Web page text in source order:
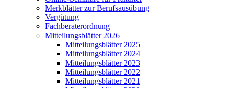
Merkblätter zur Berufsausübung
Vergütung
Fachberaterordnung
Mitteilungsblätter 2026
Mitteilungsblätter 2025
Mitteilungsblätter 2024
Mitteilungsblätter 2023
Mitteilungsblätter 2022
Mitteilungsblätter 2021